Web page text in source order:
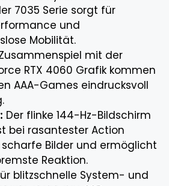
7035 Serie sorgt für
und
Mobilität.
mit der
RTX 4060 Grafik kommen
AAA-Games eindrucksvoll
Der flinke 144-Hz-Bildschirm
bei rasantester Action
Bilder und ermöglicht
Reaktion.
blitzschnelle System- und